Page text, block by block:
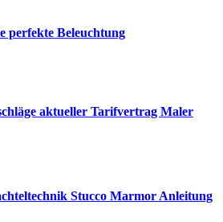
perfekte Beleuchtung
aktueller Tarifvertrag Maler
Stucco Marmor Anleitung